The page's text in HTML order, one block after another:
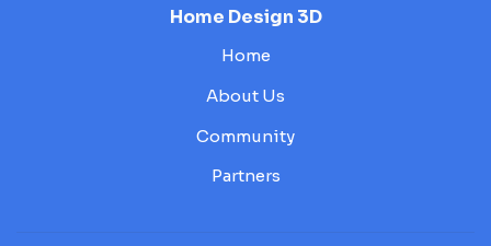
Home Design 3D
Home
About Us
Community
Partners